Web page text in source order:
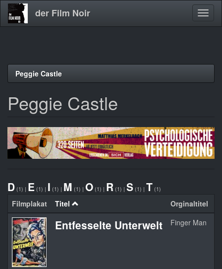
Direkt
der Film Noir
Peggie Castle
Peggie Castle
D (1) | E (1) | I (1) | M (1) | O (1) | R (1) | S (1) | T (1)
Filmplakat Titel Orginaltitel
Entfesselte Unterwelt Finger Man